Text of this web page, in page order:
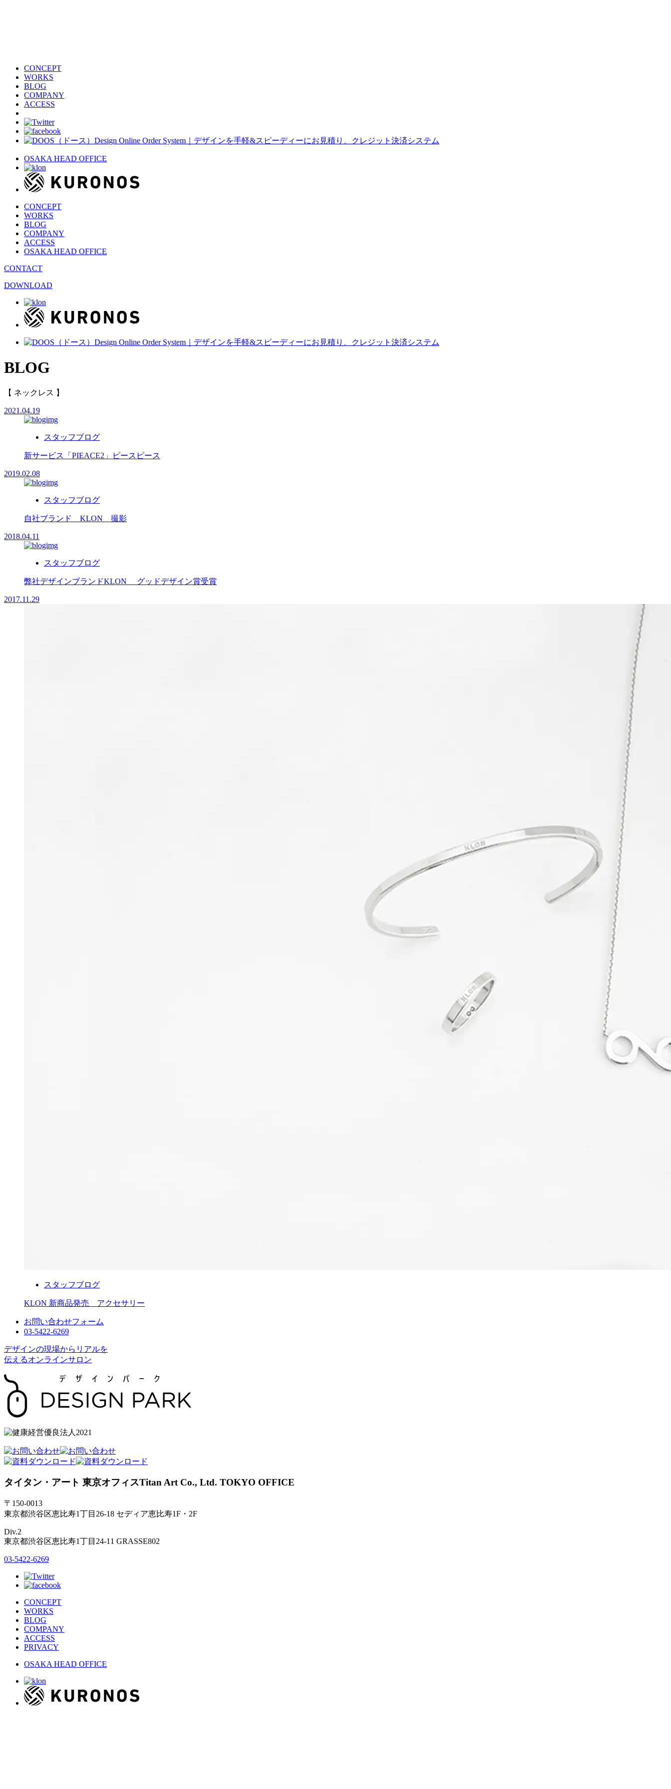
CONCEPT
WORKS
BLOG
COMPANY
ACCESS
OSAKA HEAD OFFICE
CONCEPT
WORKS
BLOG
COMPANY
ACCESS
OSAKA HEAD OFFICE
CONTACT
DOWNLOAD
BLOG
【 ネックレス 】
2021.04.19
スタッフブログ
新サービス「PIEACE2」ピースピース
2019.02.08
スタッフブログ
自社ブランド KLON 撮影
2018.04.11
スタッフブログ
弊社デザインブランドKLON グッドデザイン賞受賞
2017.11.29
スタッフブログ
KLON 新商品発売 アクセサリー
お問い合わせフォーム
03-5422-6269
デザインの現場からリアルを
伝えるオンラインサロン
タイタン・アート 東京オフィスTitan Art Co., Ltd. TOKYO OFFICE
〒150-0013
東京都渋谷区恵比寿1丁目26-18 セディア恵比寿1F・2F
Div.2
東京都渋谷区恵比寿1丁目24-11 GRASSE802
03-5422-6269
CONCEPT
WORKS
BLOG
COMPANY
ACCESS
PRIVACY
OSAKA HEAD OFFICE